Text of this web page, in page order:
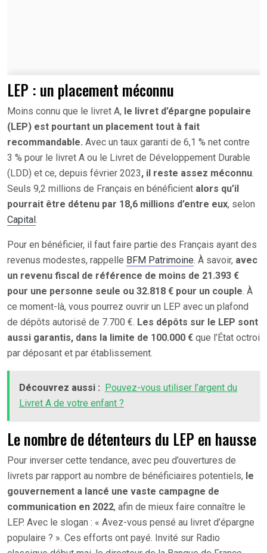
LEP : un placement méconnu
Moins connu que le livret A, le livret d’épargne populaire
(LEP) est pourtant un placement tout à fait
recommandable. Avec un taux garanti de 6,1 % net contre
3 % pour le livret A ou le Livret de Développement Durable
(LDD) et ce, depuis février 2023, il reste assez méconnu.
Seuls 9,2 millions de Français en bénéficient alors qu’il
pourrait être détenu par 18,6 millions d’entre eux, selon
Capital.
Pour en bénéficier, il faut faire partie des Français ayant des
revenus modestes, rappelle BFM Patrimoine. À savoir, avec
un revenu fiscal de référence de moins de 21.393 €
pour une personne seule ou 32.818 € pour un couple. À
ce moment-là, vous pourrez ouvrir un LEP avec un plafond
de dépôts autorisé de 7.700 €. Les dépôts sur le LEP sont
aussi garantis, dans la limite de 100.000 € que l’État octroi
par déposant et par établissement.
Découvrez aussi : Pouvez-vous utiliser l’argent du
Livret A de votre enfant ?
Le nombre de détenteurs du LEP en hausse
Pour inverser cette tendance, avec peu d’ouvertures de
livrets par rapport au nombre de bénéficiaires potentiels, le
gouvernement a lancé une vaste campagne de
communication en 2022, afin de mieux faire connaître le
LEP. Avec le slogan : « Avez-vous pensé au livret d’épargne
populaire ? ». Ces efforts ont payé. Invité sur Radio